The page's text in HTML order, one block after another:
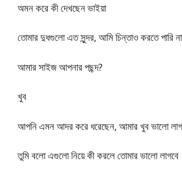
অমন করে কী দেখছেন ভাইয়া
তোমার দুধগুলো এত সুন্দর, আমি চিন্তাও করতে পারি না
আমার সাইজ আপনার পছন্দ?
খুব
আপনি এমন আদর করে ধরেছেন, আমার খুব ভালো
তুমি বলো এগুলো নিয়ে কী করলে তোমার ভালো লাগবে